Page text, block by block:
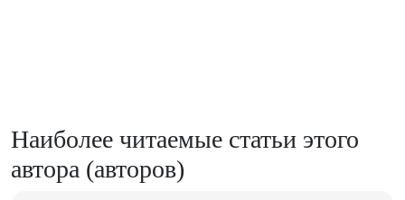
Наиболее читаемые статьи этого
автора (авторов)